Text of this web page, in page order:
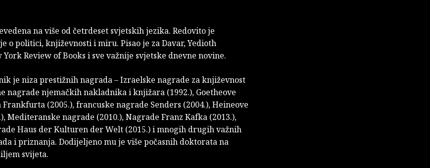
na više od četrdeset svjetskih jezika. Redovito je
o politici, književnosti i miru. Pisao je za Davar, Yedioth
Review of Books i sve važnije svjetske dnevne novine.
je niza prestižnih nagrada – Izraelske nagrade za književnost
nagrade njemačkih nakladnika i knjižara (1992.), Goetheove
(2005.), francuske nagrade Senders (2004.), Heineove
Mediteranske nagrade (2010.), Nagrade Franz Kafka (2013.),
Haus der Kulturen der Welt (2015.) i mnogih drugih važnih
i priznanja. Dodijeljeno mu je više počasnih doktorata na
svijeta.